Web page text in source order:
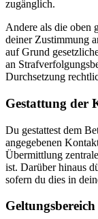
zugänglich.
Andere als die oben
deiner Zustimmung
auf Grund
an
Durchsetzung
Gestattung der
Du gestattest dem
angegebenen
Übermittlung
ist. Darüber hinaus
sofern du dies in